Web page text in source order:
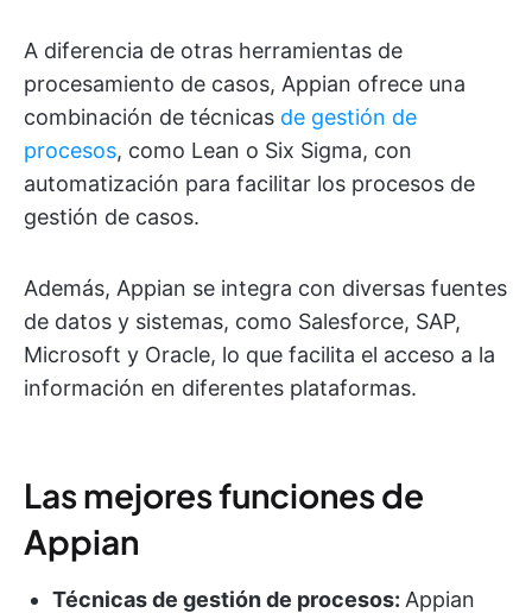
A diferencia de otras herramientas de
procesamiento de casos, Appian ofrece una
combinación de técnicas de gestión de
procesos, como Lean o Six Sigma, con
automatización para facilitar los procesos de
gestión de casos.
Además, Appian se integra con diversas fuentes
de datos y sistemas, como Salesforce, SAP,
Microsoft y Oracle, lo que facilita el acceso a la
información en diferentes plataformas.
Las mejores funciones de
Appian
Técnicas de gestión de procesos: Appian